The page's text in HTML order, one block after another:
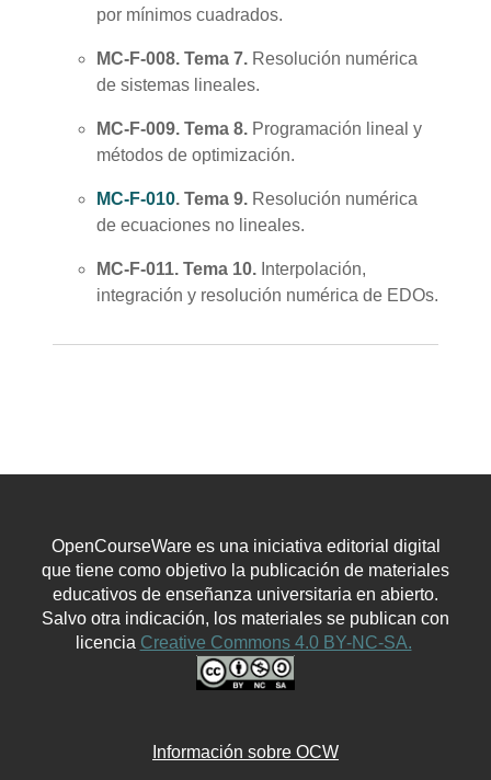
por mínimos cuadrados.
MC-F-008. Tema 7. Resolución numérica
de sistemas lineales.
MC-F-009. Tema 8. Programación lineal y
métodos de optimización.
MC-F-010. Tema 9. Resolución numérica
de ecuaciones no lineales.
MC-F-011. Tema 10. Interpolación,
integración y resolución numérica de EDOs.
OpenCourseWare es una iniciativa editorial digital
que tiene como objetivo la publicación de materiales
educativos de enseñanza universitaria en abierto.
Salvo otra indicación, los materiales se publican con
licencia Creative Commons 4.0 BY-NC-SA.
Información sobre OCW